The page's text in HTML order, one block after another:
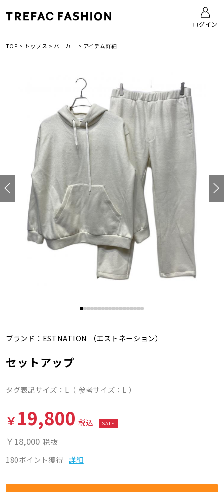
ログイン
TOP > トップス > パーカー > アイテム詳細
ブランド： ESTNATION （エストネーション）
セットアップ
タグ表記サイズ：L（ 参考サイズ：L ）
￥ 19,800 税込 SALE
￥18,000 税抜
180ポイント獲得 詳細